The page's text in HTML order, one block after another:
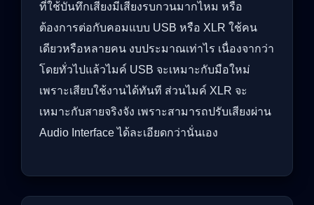
ที่ใช้บันทึกเสียงมีเสียงรบกวนมากไหม หรือ
ต้องการต่อกับคอมแบบ USB หรือ XLR ใช้คน
เดียวหรือหลายคน งบประมาณเท่าไร เนื่องจากว่า
โดยทั่วไปแล้วไมค์ USB จะเหมาะกับมือใหม่
เพราะเสียบใช้งานได้ทันที ส่วนไมค์ XLR จะ
เหมาะกับสายจริงจัง เพราะสามารถปรับเสียงผ่าน
Audio Interface ได้ละเอียดกว่านั่นเอง